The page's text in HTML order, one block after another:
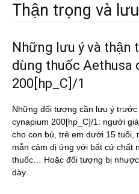
Thận trọng và
Những lưu ý và thận
dùng thuốc Aethusa
200[hp_C]/1
Những đối tượng cần lưu ý trước
cynapium 200[hp_C]/1: người
cho con bú, trẻ em dưới 15 tuổi,
mẫn cảm dị ứng với bất cứ chất
thuốc… Hoặc đối tượng bị
dày